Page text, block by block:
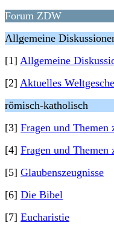
Forum ZDW
Allgemeine
[1] Allgemeine
[2] Aktuelles
römisch-katholisch
[3] Fragen und Themen
[4] Fragen und Themen
[5] Glaubenszeugnisse
[6] Die Bibel
[7] Eucharistie